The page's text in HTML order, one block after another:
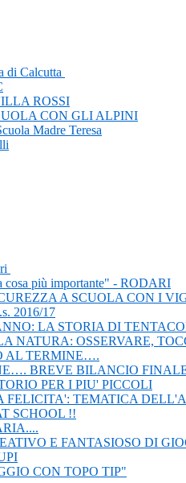
di Calcutta
ROSSI
CON GLI ALPINI
Madre Teresa
cosa più importante" - RODARI
A SCUOLA CON I
2016/17
LA STORIA DI
NATURA: OSSERVARE,
AL TERMINE….
BREVE BILANCIO
PER I PIU' PICCOLI
FELICITA': TEMATICA
SCHOOL !!
E FANTASIOSO DI
CON TOPO TIP"